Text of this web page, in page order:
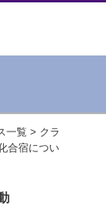
一覧 > クラ
合宿につい